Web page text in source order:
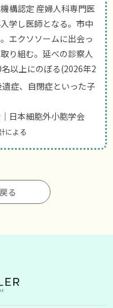
構認定 産婦人科専門医
学し医師となる。市中
エクソソームに出会っ
り組む。延べの診察人
以上にのぼる(2026年2
症、自閉症といった子
日本細胞外小胞学会
による
る